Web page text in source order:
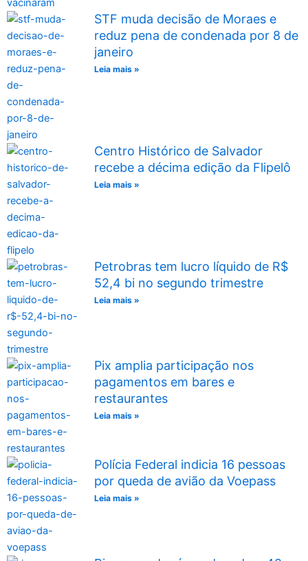
STF muda decisão de Moraes e
reduz pena de condenada por 8 de
janeiro
Leia mais »
Centro Histórico de Salvador
recebe a décima edição da Flipelô
Leia mais »
Petrobras tem lucro líquido de R$
52,4 bi no segundo trimestre
Leia mais »
Pix amplia participação nos
pagamentos em bares e
restaurantes
Leia mais »
Polícia Federal indicia 16 pessoas
por queda de avião da Voepass
Leia mais »